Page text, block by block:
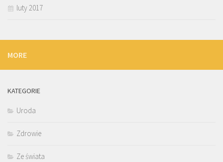
luty 2017
MORE
KATEGORIE
Uroda
Zdrowie
Ze świata